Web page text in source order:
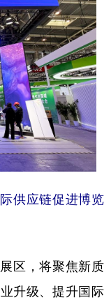
供应链促进博览
区，将聚焦新质
升级、提升国际